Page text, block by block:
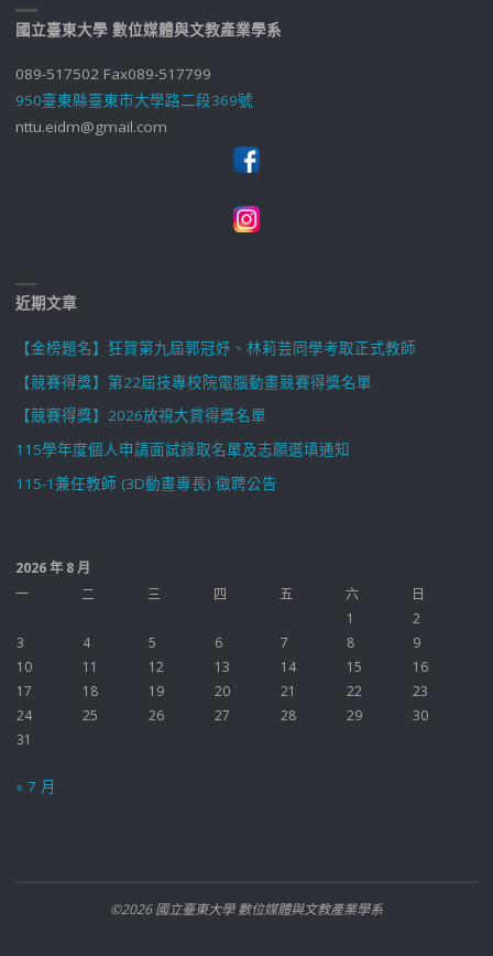
國立臺東大學 數位媒體與文教產業學系
089-517502 Fax089-517799
950臺東縣臺東市大學路二段369號
nttu.eidm@gmail.com
近期文章
【金榜題名】狂賀第九屆郭冠妤、林莉芸同學考取正式教師
【競賽得獎】第22屆技專校院電腦動畫競賽得獎名單
【競賽得獎】2026放視大賞得獎名單
115學年度個人申請面試錄取名單及志願選填通知
115-1兼任教師 (3D動畫專長) 徵聘公告
2026 年 8 月
一
二 三 四 五 六
日
1
2
3
4 5 6 7 8
9
10
11 12 13 14 15
16
17
18 19 20 21 22
23
24
25 26 27 28 29
30
31
« 7 月
©2026 國立臺東大學 數位媒體與文教產業學系